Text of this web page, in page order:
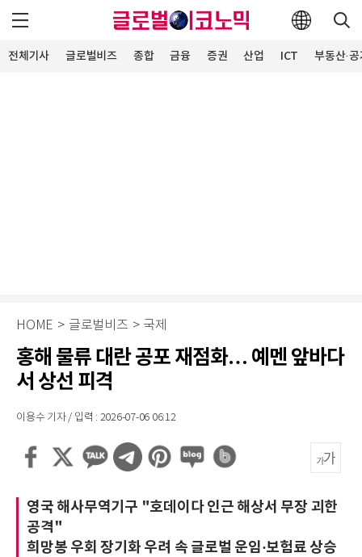
전체기사 글로벌비즈 종합 금융 증권 산업 ICT 부동산·
HOME > 글로벌비즈 > 국제
홍해 물류 대란 공포 재점화… 예멘 앞바다
서 상선 피격
이용수 기자 / 입력 : 2026-07-06 06:12
영국 해사무역기구 "호데이다 인근 해상서 무장 괴한
공격"
희망봉 우회 장기화 우려 속 글로벌 운임·보험료 상승